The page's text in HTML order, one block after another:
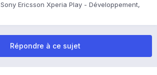
Sony Ericsson Xperia Play - Développement,
Répondre à ce sujet